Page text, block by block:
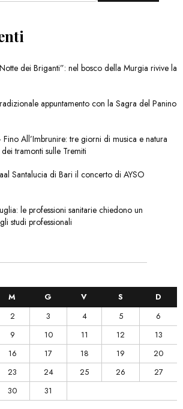
dei Briganti”: nel bosco della Murgia rivive la
appuntamento con la Sagra del Panino
Fino All’Imbrunire: tre giorni di musica e natura
tramonti sulle Tremiti
Santalucia di Bari il concerto di AYSO
le professioni sanitarie chiedono un
studi professionali
M G V S
D
2 3 4 5
6
9 10 11 12
13
16 17 18 19
20
23 24 25 26
27
30 31